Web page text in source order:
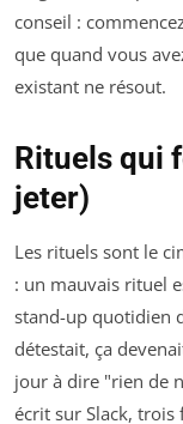
conseil :
que quand vous
existant ne résout.
Rituels qui
jeter)
Les rituels sont le
: un mauvais rituel
stand-up quotidien
détestait, ça
jour à dire "rien de
écrit sur Slack, trois